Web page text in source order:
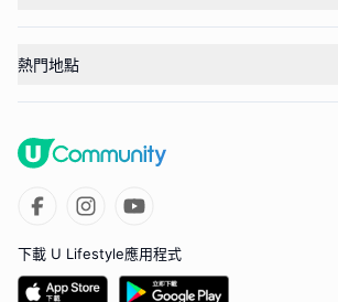
熱門地點
下載 U Lifestyle應用程式